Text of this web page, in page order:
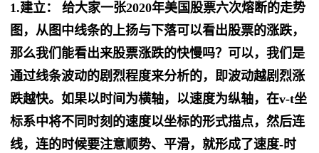
1.建立： 给大家一张2020年美国股票六次熔断的走势
图，从图中线条的上扬与下落可以看出股票的涨跌，
那么我们能看出来股票涨跌的快慢吗？可以，我们是
通过线条波动的剧烈程度来分析的，即波动越剧烈涨
跌越快。如果以时间为横轴，以速度为纵轴，在v-t坐
标系中将不同时刻的速度以坐标的形式描点，然后连
线，连的时候要注意顺势、平滑，就形成了速度-时